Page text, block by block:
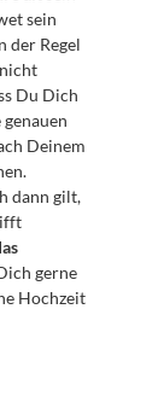
sein
der Regel
Du Dich
Deinem
dann gilt,
gerne
Hochzeit